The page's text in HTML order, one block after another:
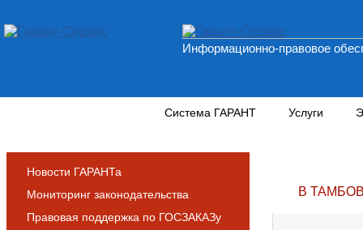
Информационно-правовое
Система ГАРАНТ Услуги
Новости ГАРАНТа
Мониторинг законодательства
Правовая поддержка по ГОСЗАКАЗу
В